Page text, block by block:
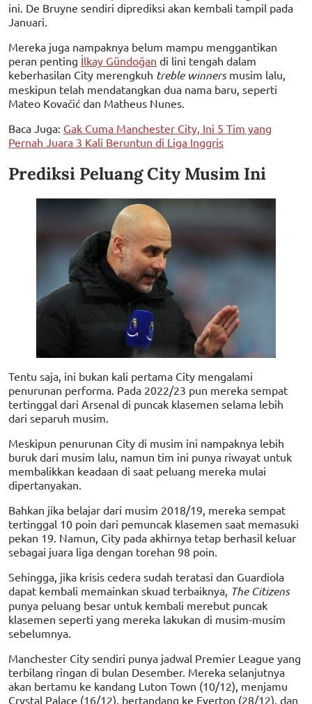
ini. De Bruyne sendiri diprediksi akan kembali tampil pada
Januari.
Mereka juga nampaknya belum mampu menggantikan
peran penting İlkay Gündoğan di lini tengah dalam
keberhasilan City merengkuh treble winnersmusim lalu,
meskipun telah mendatangkan dua nama baru, seperti
Mateo Kovačić dan Matheus Nunes.
Baca Juga: Gak Cuma Manchester City, Ini 5 Tim yang
Pernah Juara 3 Kali Beruntun di Liga Inggris
Prediksi Peluang City Musim Ini
Tentu saja, ini bukan kali pertama City mengalami
penurunan performa. Pada 2022/23 pun mereka sempat
tertinggal dari Arsenal di puncak klasemen selama lebih
dari separuh musim.
Meskipun penurunan City di musim ini nampaknya lebih
buruk dari musim lalu, namun tim ini punya riwayat untuk
membalikkan keadaan di saat peluang mereka mulai
dipertanyakan.
Bahkan jika belajar dari musim 2018/19, mereka sempat
tertinggal 10 poin dari pemuncak klasemen saat memasuki
pekan 19. Namun, City pada akhirnya tetap berhasil keluar
sebagai juara liga dengan torehan 98 poin.
Sehingga, jika krisis cedera sudah teratasi dan Guardiola
dapat kembali memainkan skuad terbaiknya, The Citizens
punya peluang besar untuk kembali merebut puncak
klasemen seperti yang mereka lakukan di musim-musim
sebelumnya.
Manchester City sendiri punya jadwal Premier League yang
terbilang ringan di bulan Desember. Mereka selanjutnya
akan bertamu ke kandang Luton Town (10/12), menjamu
Crystal Palace (16/12), bertandang ke Everton (28/12), dan